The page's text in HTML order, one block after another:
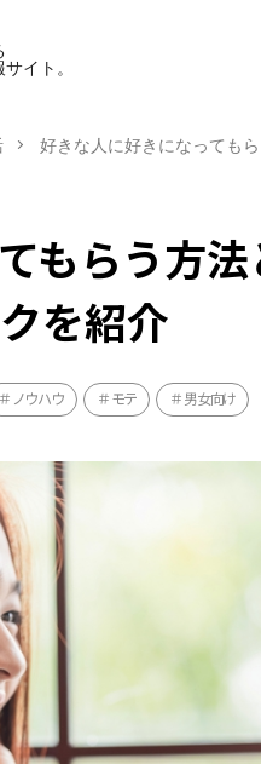
イト。
好きな人に好きになっても
もらう方
を紹介
ノウハウ モテ 男女向け